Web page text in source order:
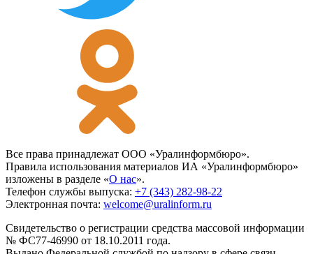
Все права принадлежат ООО «Уралинформбюро».
Правила использования материалов ИА «Уралинформбюро»
изложены в разделе «О нас».
Телефон службы выпуска: +7 (343) 282-98-22
Электронная почта: welcome@uralinform.ru
Свидетельство о регистрации средства массовой информации
№ ФС77-46990 от 18.10.2011 года.